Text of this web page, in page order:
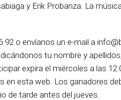
y Erik Probanza. La
92 o envíanos un e-mail a
tu nombre y
expira el miércoles a las
en esta web. Los ganadores
de tarde antes del jueves.